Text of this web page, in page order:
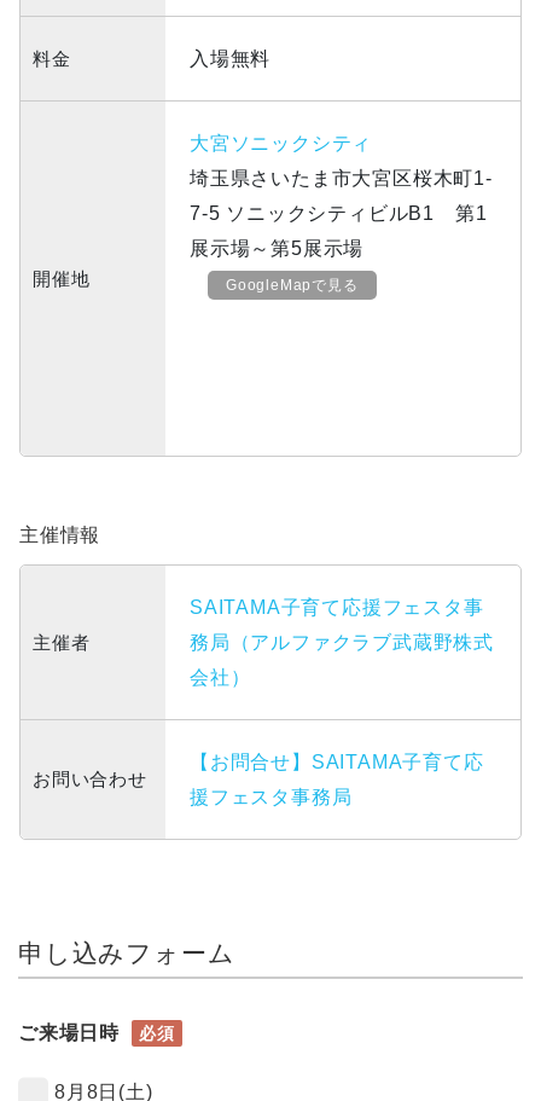
料金 入場無料
開催地
大宮ソニックシティ
埼玉県さいたま市大宮区桜木町1-
7-5 ソニックシティビルB1 第1
展示場～第5展示場
GoogleMapで見る
主催情報
主催者
SAITAMA子育て応援フェスタ事
務局（アルファクラブ武蔵野株式
会社）
お問い合わせ
【お問合せ】SAITAMA子育て応
援フェスタ事務局
申し込みフォーム
ご来場日時 必須
8月8日(土)